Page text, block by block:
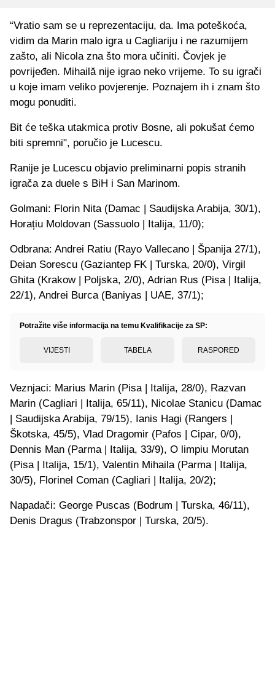
“Vratio sam se u reprezentaciju, da. Ima poteškoća,
vidim da Marin malo igra u Cagliariju i ne razumijem
zašto, ali Nicola zna što mora učiniti. Čovjek je
povrijeđen. Mihailă nije igrao neko vrijeme. To su igrači
u koje imam veliko povjerenje. Poznajem ih i znam što
mogu ponuditi.
Bit će teška utakmica protiv Bosne, ali pokušat ćemo
biti spremni", poručio je Lucescu.
Ranije je Lucescu objavio preliminarni popis stranih
igrača za duele s BiH i San Marinom.
Golmani: Florin Nita (Damac | Saudijska Arabija, 30/1),
Horațiu Moldovan (Sassuolo | Italija, 11/0);
Odbrana: Andrei Ratiu (Rayo Vallecano | Španija 27/1),
Deian Sorescu (Gaziantep FK | Turska, 20/0), Virgil
Ghita (Krakow | Poljska, 2/0), Adrian Rus (Pisa | Italija,
22/1), Andrei Burca (Baniyas | UAE, 37/1);
Potražite više informacija na temu Kvalifikacije za SP:
VIJESTI TABELA RASPORED
Veznjaci: Marius Marin (Pisa | Italija, 28/0), Razvan
Marin (Cagliari | Italija, 65/11), Nicolae Stanicu (Damac
| Saudijska Arabija, 79/15), Ianis Hagi (Rangers |
Škotska, 45/5), ⁠Vlad Dragomir (Pafos | Cipar, 0/0),
Dennis Man (Parma | Italija, 33/9), O limpiu Morutan
(Pisa | Italija, 15/1), Valentin Mihaila (Parma | Italija,
30/5), Florinel Coman (Cagliari | Italija, 20/2);
Napadači: George Puscas (Bodrum | Turska, 46/11),
Denis Dragus (Trabzonspor | Turska, 20/5).